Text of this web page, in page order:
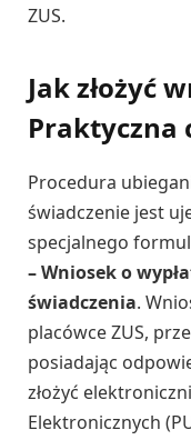
ZUS.
Jak złożyć
Praktyczna
Procedura
świadczenie jest
specjalnego
– Wniosek o
świadczenia.
placówce ZUS,
posiadając
złożyć
Elektronicznych